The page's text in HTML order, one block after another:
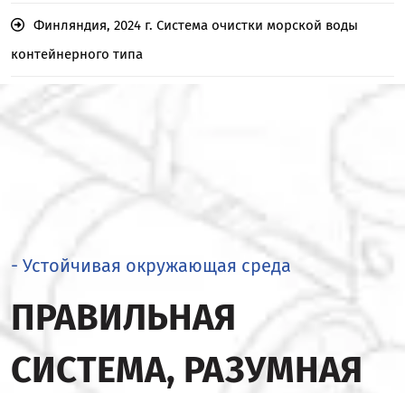
Финляндия, 2024 г. Система очистки морской воды
контейнерного типа
- Устойчивая окружающая среда
ПРАВИЛЬНАЯ
СИСТЕМА, РАЗУМНАЯ